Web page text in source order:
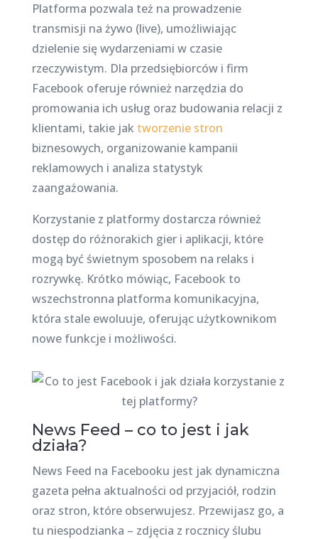
Platforma pozwala też na prowadzenie
transmisji na żywo (live), umożliwiając
dzielenie się wydarzeniami w czasie
rzeczywistym. Dla przedsiębiorców i firm
Facebook oferuje również narzędzia do
promowania ich usług oraz budowania relacji z
klientami, takie jak tworzenie stron
biznesowych, organizowanie kampanii
reklamowych i analiza statystyk
zaangażowania.
Korzystanie z platformy dostarcza również
dostęp do różnorakich gier i aplikacji, które
mogą być świetnym sposobem na relaks i
rozrywkę. Krótko mówiąc, Facebook to
wszechstronna platforma komunikacyjna,
która stale ewoluuje, oferując użytkownikom
nowe funkcje i możliwości.
News Feed – co to jest i jak
działa?
News Feed na Facebooku jest jak dynamiczna
gazeta pełna aktualności od przyjaciół, rodzin
oraz stron, które obserwujesz. Przewijasz go, a
tu niespodzianka – zdjęcia z rocznicy ślubu